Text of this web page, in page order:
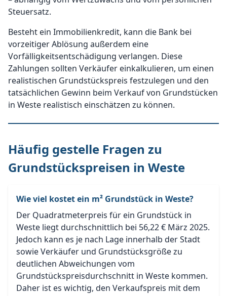
Steuersatz.
Besteht ein Immobilienkredit, kann die Bank bei
vorzeitiger Ablösung außerdem eine
Vorfälligkeitsentschädigung verlangen. Diese
Zahlungen sollten Verkäufer einkalkulieren, um einen
realistischen Grundstückspreis festzulegen und den
tatsächlichen Gewinn beim Verkauf von Grundstücken
in Weste realistisch einschätzen zu können.
Häufig gestelle Fragen zu
Grundstückspreisen in Weste
Wie viel kostet ein m² Grundstück in Weste?
Der Quadratmeterpreis für ein Grundstück in
Weste liegt durchschnittlich bei 56,22 € März 2025.
Jedoch kann es je nach Lage innerhalb der Stadt
sowie Verkäufer und Grundstücksgröße zu
deutlichen Abweichungen vom
Grundstückspreisdurchschnitt in Weste kommen.
Daher ist es wichtig, den Verkaufspreis mit dem